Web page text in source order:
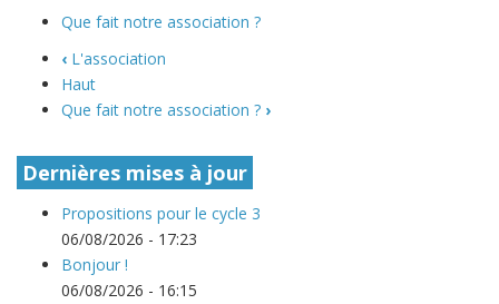
Que fait notre association ?
‹ L'association
Haut
Que fait notre association ? ›
Dernières mises à jour
Propositions pour le cycle 3
06/08/2026 - 17:23
Bonjour !
06/08/2026 - 16:15